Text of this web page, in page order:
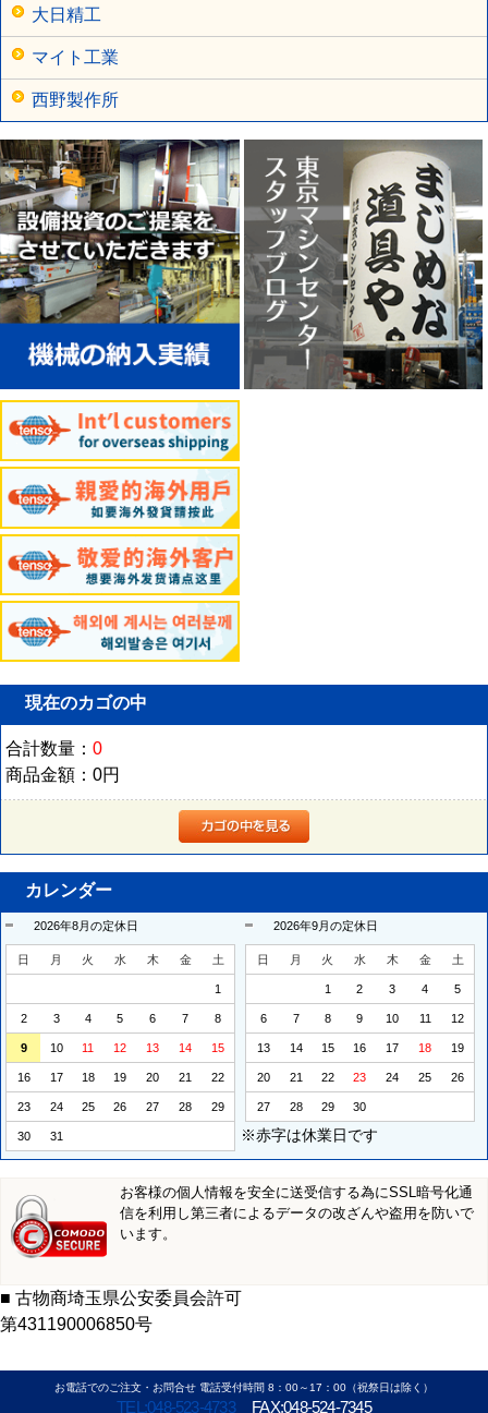
大日精工
マイト工業
西野製作所
現在のカゴの中
合計数量：0
商品金額：0円
カレンダー
2026年8月の定休日
日 月 火 水 木 金 土
1
2 3 4 5 6 7 8
9 10 11 12 13 14 15
16 17 18 19 20 21 22
23 24 25 26 27 28 29
30 31
2026年9月の定休日
日 月 火 水 木 金 土
1 2 3 4 5
6 7 8 9 10 11 12
13 14 15 16 17 18 19
20 21 22 23 24 25 26
27 28 29 30
※赤字は休業日です
お客様の個人情報を安全に送受信する為にSSL暗号化通
信を利用し第三者によるデータの改ざんや盗用を防いで
います。
■ 古物商埼玉県公安委員会許可
第431190006850号
お電話でのご注文・お問合せ 電話受付時間 8：00～17：00（祝祭日は除く）
TEL:048-523-4733 FAX:048-524-7345